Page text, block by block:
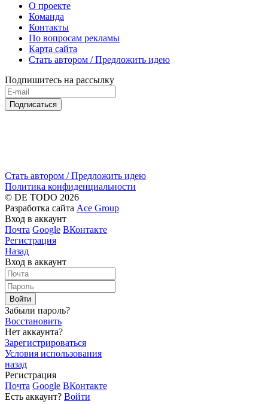
О проекте
Команда
Контакты
По вопросам рекламы
Карта сайта
Стать автором / Предложить идею
Подпишитесь на рассылку
Подписаться
Стать автором / Предложить идею
Политика конфиденциальности
© DE TODO 2026
Разработка сайта Ace Group
Вход в аккаунт
Почта Google ВКонтакте
Регистрация
Назад
Вход в аккаунт
Войти
Забыли пароль?
Восстановить
Нет аккаунта?
Зарегистрироваться
Условия использования
назад
Регистрация
Почта Google ВКонтакте
Есть аккаунт? Войти